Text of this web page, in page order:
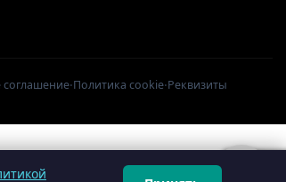
соглашение·Политика cookie·Реквизиты